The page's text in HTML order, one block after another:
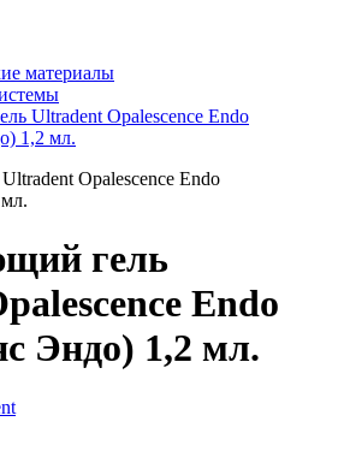
материалы
Ultradent Opalescence Endo
1,2 мл.
гель
Endo
Эндо) 1,2 мл.